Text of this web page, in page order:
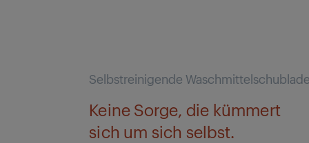
Selbstreinigende
Keine Sorge, die kümmert
sich um sich selbst.